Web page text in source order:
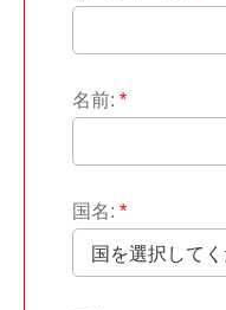
名前: *
国名: *